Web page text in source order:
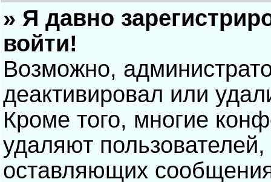
» Я давно
войти!
Возможно,
деактивировал или
Кроме того, многие
удаляют
оставляющих